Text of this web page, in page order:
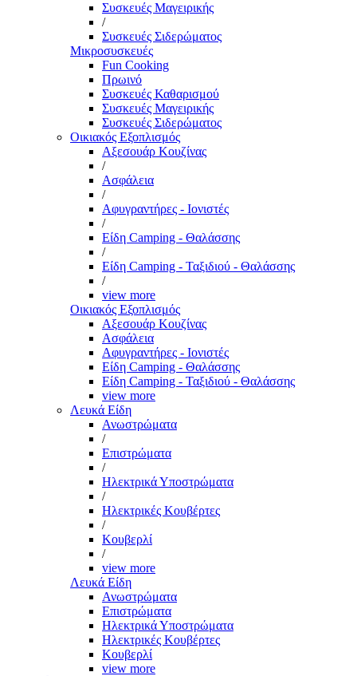
Συσκευές Μαγειρικής
/
Συσκευές Σιδερώματος
Μικροσυσκευές
Fun Cooking
Πρωινό
Συσκευές Καθαρισμού
Συσκευές Μαγειρικής
Συσκευές Σιδερώματος
Οικιακός Εξοπλισμός
Αξεσουάρ Κουζίνας
/
Ασφάλεια
/
Αφυγραντήρες - Ιονιστές
/
Είδη Camping - Θαλάσσης
/
Είδη Camping - Ταξιδιού - Θαλάσσης
/
view more
Οικιακός Εξοπλισμός
Αξεσουάρ Κουζίνας
Ασφάλεια
Αφυγραντήρες - Ιονιστές
Είδη Camping - Θαλάσσης
Είδη Camping - Ταξιδιού - Θαλάσσης
view more
Λευκά Είδη
Ανωστρώματα
/
Επιστρώματα
/
Ηλεκτρικά Υποστρώματα
/
Ηλεκτρικές Κουβέρτες
/
Κουβερλί
/
view more
Λευκά Είδη
Ανωστρώματα
Επιστρώματα
Ηλεκτρικά Υποστρώματα
Ηλεκτρικές Κουβέρτες
Κουβερλί
view more